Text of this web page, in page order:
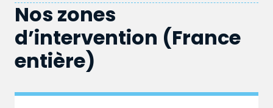
Nos zones
d’intervention (France
entière)